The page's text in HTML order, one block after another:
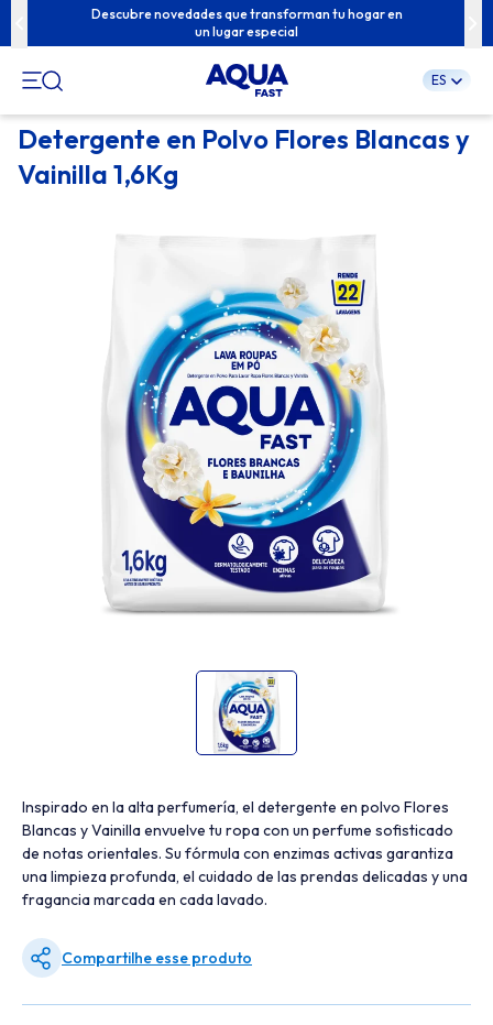
Pular
para
Descubre novedades que transforman tu hogar en
un lugar especial
ES
Detergente en Polvo Flores Blancas y
Vainilla 1,6Kg
Inspirado en la alta perfumería, el detergente en polvo Flores
Blancas y Vainilla envuelve tu ropa con un perfume sofisticado
de notas orientales. Su fórmula con enzimas activas garantiza
una limpieza profunda, el cuidado de las prendas delicadas y una
fragancia marcada en cada lavado.
Compartilhe esse produto